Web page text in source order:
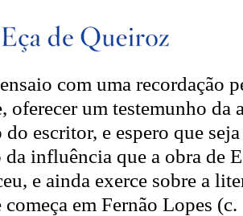
com uma recordação
oferecer um testemunho da
escritor, e espero que
influência que a obra de
e ainda exerce sobre a
em Fernão Lopes